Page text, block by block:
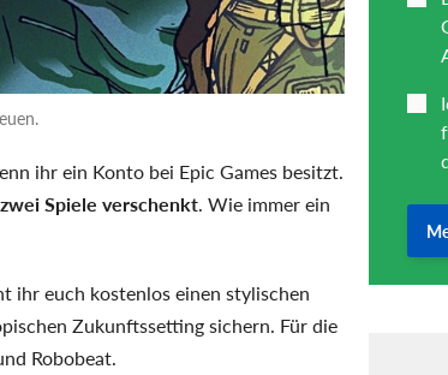
ihr ein Konto bei Epic Games besitzt.
Spiele verschenkt. Wie immer ein
ihr euch kostenlos einen stylischen
Zukunftssetting sichern. Für die
Robobeat.